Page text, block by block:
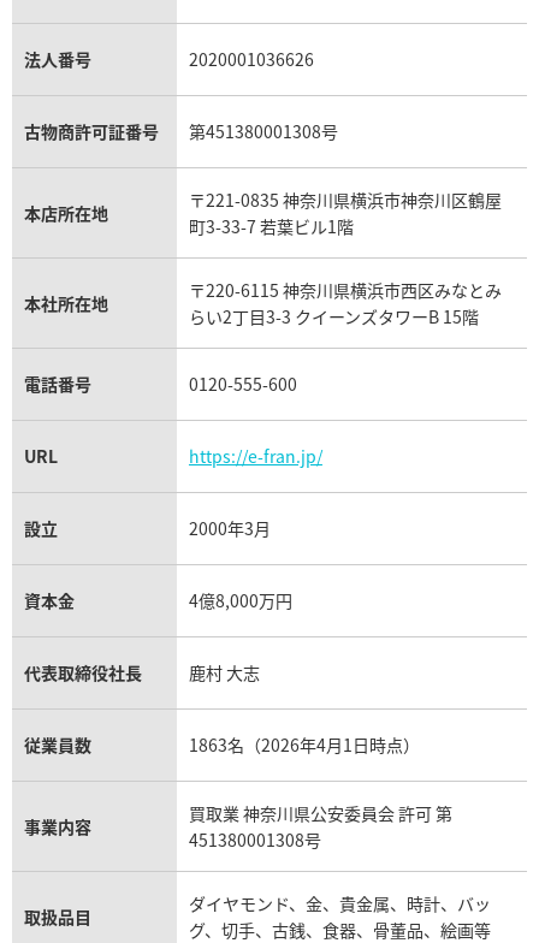
銀・シルバー買取
パラジウム買取
キャッツアイ買取
アクアマリン買取
ヴァシュロン・コンスタンタン買取
オメガ買取
カルティエ買取
フランク ミュラー買取
リシャール・ミル買取
パネライ買取
チューダー（チュードル）買取
セリーヌ買取
プラダ買取
ダミアーニ買取
モーブッサン買取
法人番号 2020001036626
古物商許可証番号 第451380001308号
本店所在地
〒221-0835 神奈川県横浜市神奈川区鶴屋
町3-33-7 若葉ビル1階
本社所在地
〒220-6115 神奈川県横浜市西区みなとみ
らい2丁目3-3 クイーンズタワーB 15階
電話番号 0120-555-600
URL https://e-fran.jp/
設立 2000年3月
資本金 4億8,000万円
代表取締役社長 鹿村 大志
従業員数 1863名（2026年4月1日時点）
事業内容
買取業 神奈川県公安委員会 許可 第
451380001308号
取扱品目
ダイヤモンド、金、貴金属、時計、バッ
グ、切手、古銭、食器、骨董品、絵画等